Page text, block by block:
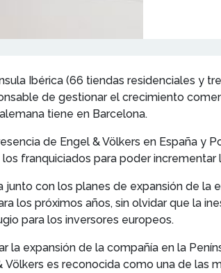
Ibérica (66 tiendas residenciales y
de gestionar el crecimiento
tiene en Barcelona.
de Engel & Völkers en España y
franquiciados para poder
con los planes de expansión de la
los próximos años, sin olvidar que la
para los inversores europeos.
la expansión de la compañía en la
es reconocida como una de las